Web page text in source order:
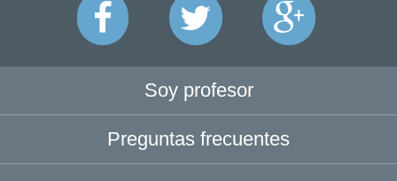
Soy profesor
Preguntas frecuentes